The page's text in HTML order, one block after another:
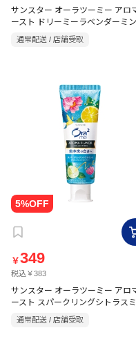
サンスター オーラツーミー アロ
ースト ドリーミーラベンダーミ
通常配送 / 店舗受取
￥349
税込￥383
サンスター オーラツーミー アロ
ースト スパークリングシトラス
ト 130g
通常配送 / 店舗受取